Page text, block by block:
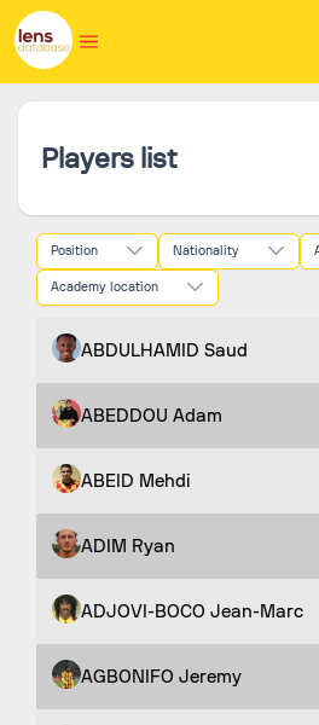
Players list
Position Nationality
Academy location
ABDULHAMID Saud
ABEDDOU Adam
ABEID Mehdi
ADIM Ryan
ADJOVI-BOCO Jean-Marc
AGBONIFO Jeremy